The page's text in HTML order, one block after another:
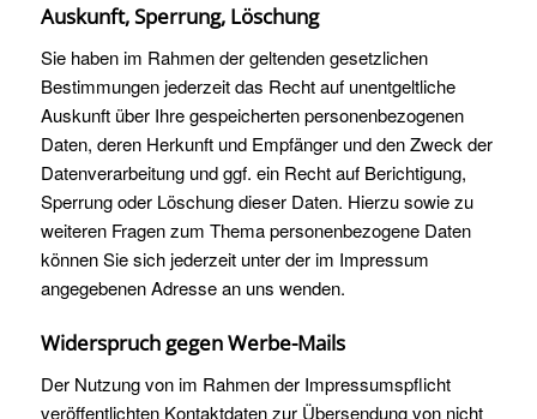
Auskunft, Sperrung, Löschung
Sie haben im Rahmen der geltenden gesetzlichen
Bestimmungen jederzeit das Recht auf unentgeltliche
Auskunft über Ihre gespeicherten personenbezogenen
Daten, deren Herkunft und Empfänger und den Zweck der
Datenverarbeitung und ggf. ein Recht auf Berichtigung,
Sperrung oder Löschung dieser Daten. Hierzu sowie zu
weiteren Fragen zum Thema personenbezogene Daten
können Sie sich jederzeit unter der im Impressum
angegebenen Adresse an uns wenden.
Widerspruch gegen Werbe-Mails
Der Nutzung von im Rahmen der Impressumspflicht
veröffentlichten Kontaktdaten zur Übersendung von nicht